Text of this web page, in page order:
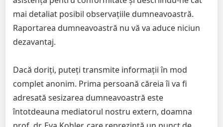
mai detaliat posibil observațiile dumneavoastră.
Raportarea dumneavoastră nu vă va aduce niciun
dezavantaj.
Dacă doriți, puteți transmite informații în mod
complet anonim. Prima persoană căreia îi va fi
adresată sesizarea dumneavoastră este
întotdeauna mediatorul nostru extern, doamna